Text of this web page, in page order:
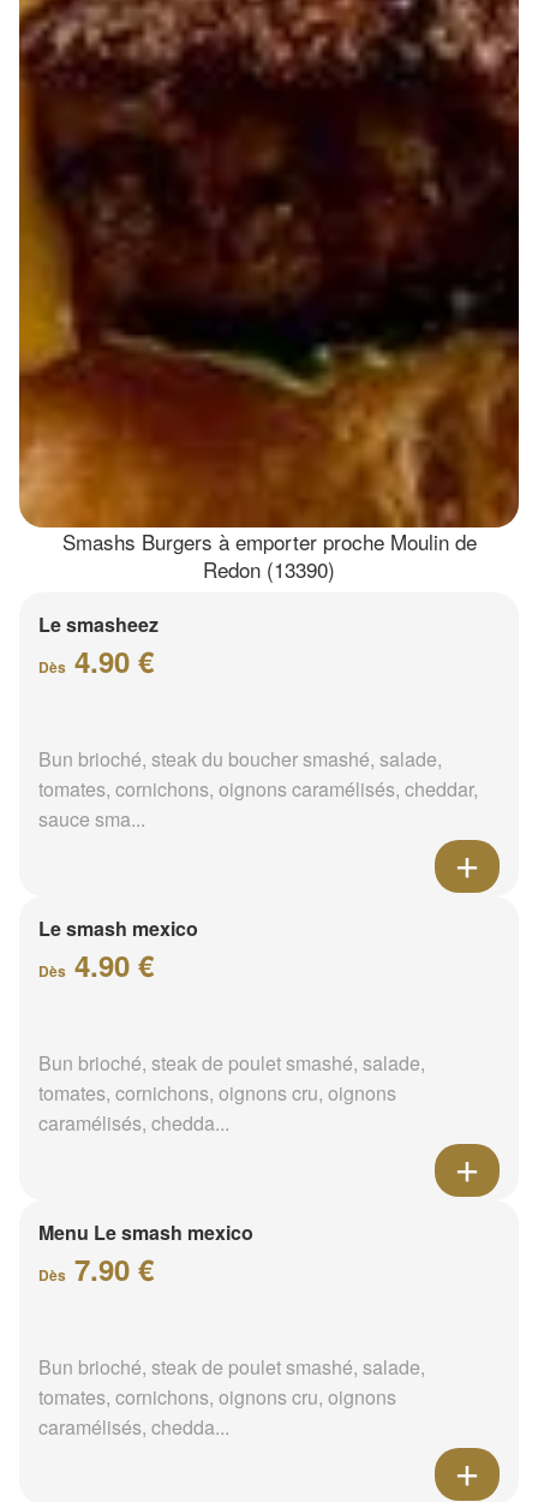
Smashs Burgers à emporter proche Moulin de
Redon (13390)
Le smasheez
Dès 4.90 €
Bun brioché, steak du boucher smashé, salade,
tomates, cornichons, oignons caramélisés, cheddar,
sauce sma...
Le smash mexico
Dès 4.90 €
Bun brioché, steak de poulet smashé, salade,
tomates, cornichons, oignons cru, oignons
caramélisés, chedda...
Menu Le smash mexico
Dès 7.90 €
Bun brioché, steak de poulet smashé, salade,
tomates, cornichons, oignons cru, oignons
caramélisés, chedda...